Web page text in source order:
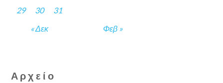
« Δεκ Φεβ »
29
30 31
Αρχείο